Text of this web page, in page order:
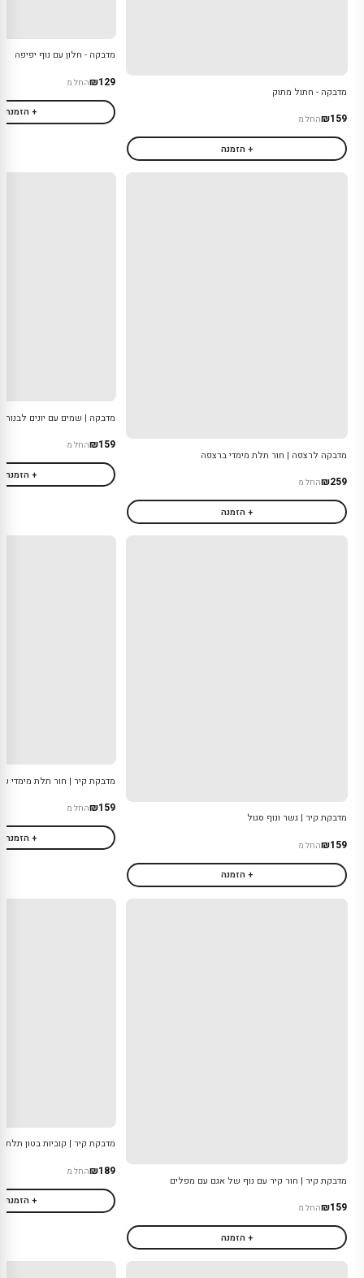
מדבקה - חתול מתוק
₪159החל מ
+ הזמנה
מדבקה - חלון עם נוף יפיפה
₪129החל מ
+ הזמנה
מדבקה לרצפה | חור תלת מימדי ברצפה
₪259החל מ
+ הזמנה
מדבקה | שמים עם יונים לבנות
₪159החל מ
+ הזמנה
מדבקת קיר | גשר ונוף סגול
₪159החל מ
+ הזמנה
מדבקת קיר | חור תלת מימדי
₪159החל מ
+ הזמנה
מדבקת קיר | חור קיר עם נוף של אגם עם מפלים
₪159החל מ
+ הזמנה
מדבקת קיר | קוביות בטון תלת
₪189החל מ
+ הזמנה